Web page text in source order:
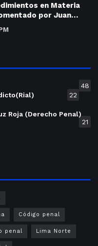
en Materia
por Juan…
48
22
Roja (Derecho Penal)
21
Código penal
penal Lima Norte